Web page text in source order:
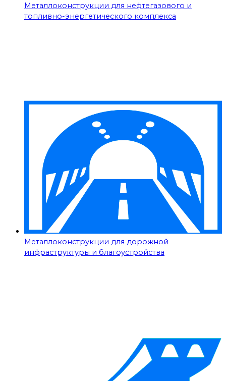
Металлоконструкции для нефтегазового и
топливно-энергетического комплекса
Металлоконструкции для дорожной
инфраструктуры и благоустройства